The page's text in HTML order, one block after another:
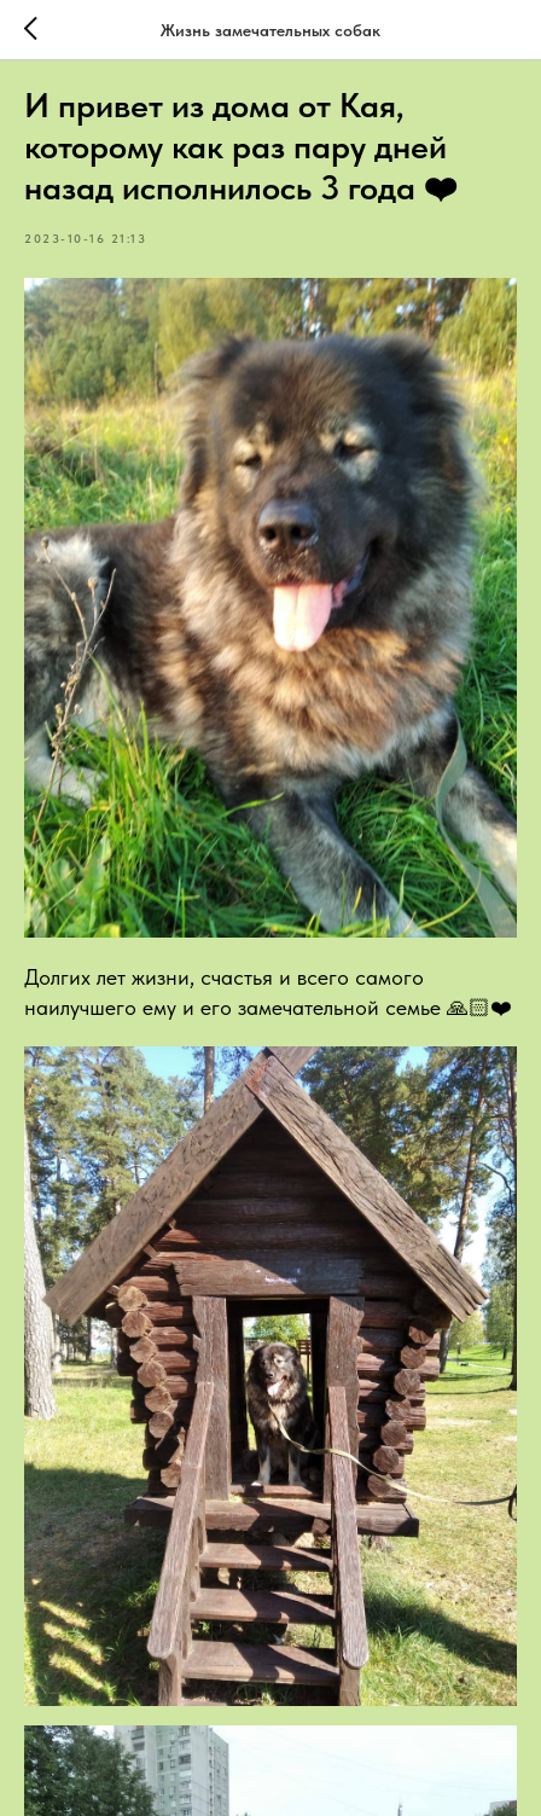
Жизнь замечательных собак
И привет из дома от Кая,
которому как раз пару дней
назад исполнилось 3 года ❤️
2023-10-16 21:13
Долгих лет жизни, счастья и всего самого
наилучшего ему и его замечательной семье 🙏🏻❤️